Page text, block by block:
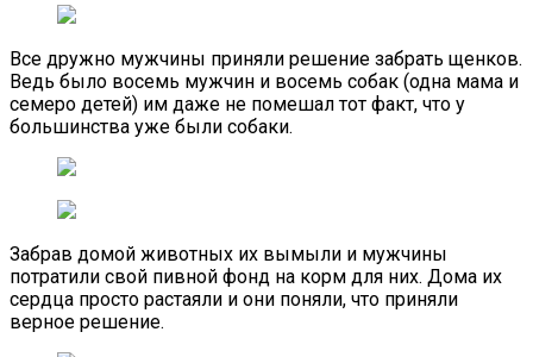
Все дружно мужчины приняли решение забрать щенков.
Ведь было восемь мужчин и восемь собак (одна мама и
семеро детей) им даже не помешал тот факт, что у
большинства уже были собаки.
Забрав домой животных их вымыли и мужчины
потратили свой пивной фонд на корм для них. Дома их
сердца просто растаяли и они поняли, что приняли
верное решение.